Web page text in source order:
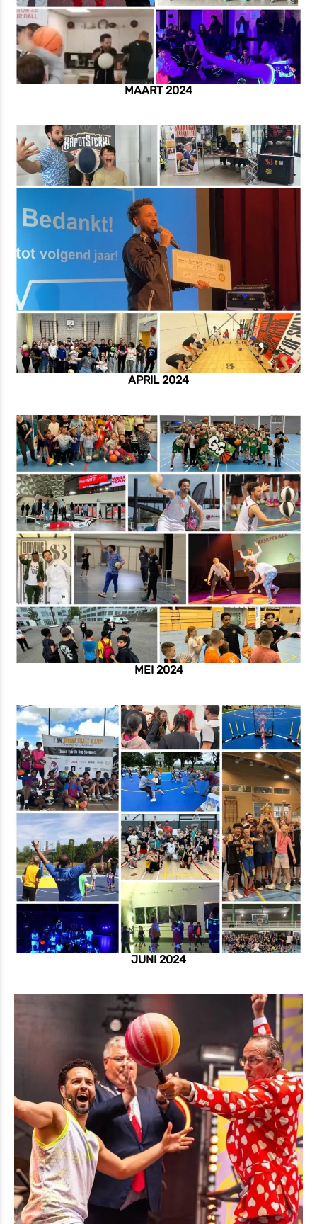
MAART 2024
APRIL 2024
MEI 2024
JUNI 2024